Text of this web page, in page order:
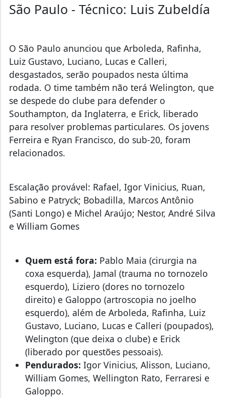
São Paulo - Técnico: Luis Zubeldía
O São Paulo anunciou que Arboleda, Rafinha,
Luiz Gustavo, Luciano, Lucas e Calleri,
desgastados, serão poupados nesta última
rodada. O time também não terá Welington, que
se despede do clube para defender o
Southampton, da Inglaterra, e Erick, liberado
para resolver problemas particulares. Os jovens
Ferreira e Ryan Francisco, do sub-20, foram
relacionados.
Escalação provável: Rafael, Igor Vinicius, Ruan,
Sabino e Patryck; Bobadilla, Marcos Antônio
(Santi Longo) e Michel Araújo; Nestor, André Silva
e William Gomes
Quem está fora: Pablo Maia (cirurgia na
coxa esquerda), Jamal (trauma no tornozelo
esquerdo), Liziero (dores no tornozelo
direito) e Galoppo (artroscopia no joelho
esquerdo), além de Arboleda, Rafinha, Luiz
Gustavo, Luciano, Lucas e Calleri (poupados),
Welington (que deixa o clube) e Erick
(liberado por questões pessoais).
Pendurados: Igor Vinicius, Alisson, Luciano,
William Gomes, Wellington Rato, Ferraresi e
Galoppo.